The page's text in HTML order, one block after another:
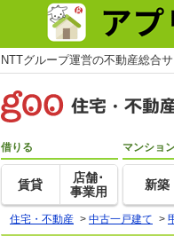
NTTグループ運営の不動産総合
借りる
賃貸
店舗･
事業用
マンショ
新築
住宅・不動産 > 中古一戸建て >